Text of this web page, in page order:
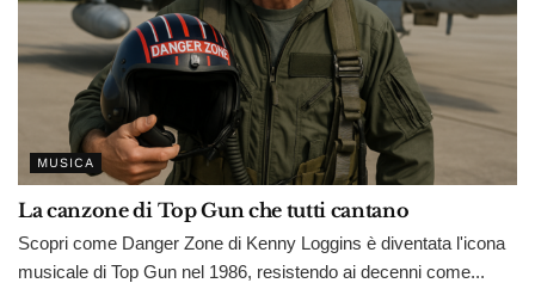
MUSICA
La canzone di Top Gun che tutti cantano
Scopri come Danger Zone di Kenny Loggins è diventata l'icona
musicale di Top Gun nel 1986, resistendo ai decenni come...